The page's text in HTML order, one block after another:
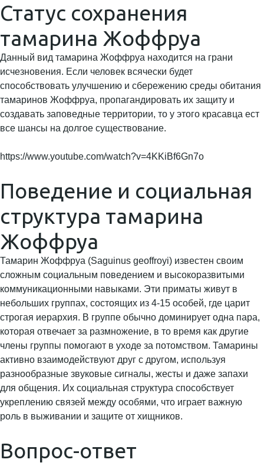
Статус сохранения
тамарина Жоффруа
Данный вид тамарина Жоффруа находится на грани
исчезновения. Если человек всячески будет
способствовать улучшению и сбережению среды обитания
тамаринов Жоффруа, пропагандировать их защиту и
создавать заповедные территории, то у этого красавца ест
все шансы на долгое существование.
https://www.youtube.com/watch?v=4KKiBf6Gn7o
Поведение и социальная
структура тамарина
Жоффруа
Тамарин Жоффруа (Saguinus geoffroyi) известен своим
сложным социальным поведением и высокоразвитыми
коммуникационными навыками. Эти приматы живут в
небольших группах, состоящих из 4-15 особей, где царит
строгая иерархия. В группе обычно доминирует одна пара,
которая отвечает за размножение, в то время как другие
члены группы помогают в уходе за потомством. Тамарины
активно взаимодействуют друг с другом, используя
разнообразные звуковые сигналы, жесты и даже запахи
для общения. Их социальная структура способствует
укреплению связей между особями, что играет важную
роль в выживании и защите от хищников.
Вопрос-ответ